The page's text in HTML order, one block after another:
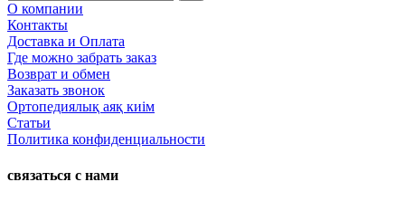
О компании
Контакты
Доставка и Оплата
Где можно забрать заказ
Возврат и обмен
Заказать звонок
Ортопедиялық аяқ киім
Статьи
Политика конфиденциальности
связаться с нами